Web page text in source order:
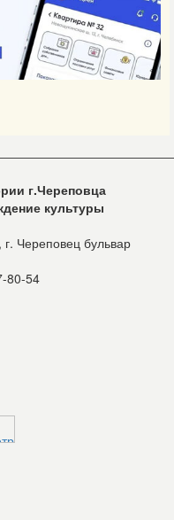
г.Череповца
культуры
г. Череповец бульвар
80-54